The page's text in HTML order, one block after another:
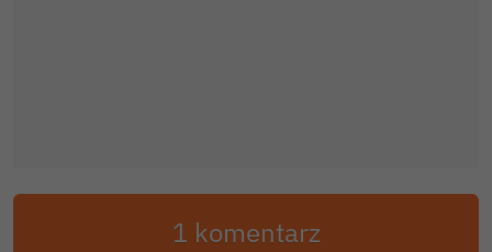
1 komentarz